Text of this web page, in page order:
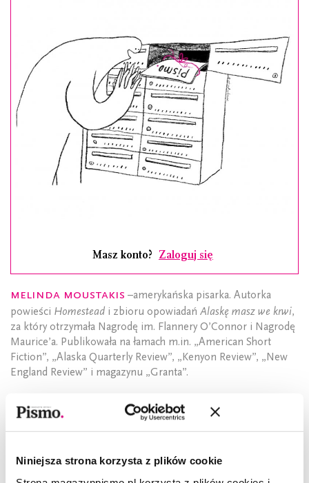
Niniejsza strona korzysta z plików cookie
Masz konto? Zaloguj się
Melinda Moustakis –amerykańska pisarka. Autorka
powieści Homestead i zbioru opowiadań Alaskę masz we krwi,
za który otrzymała Nagrodę im. Flannery O’Connor i Nagrodę
Maurice’a. Publikowała na łamach m.in. „American Short
Fiction”, „Alaska Quarterly Review”, „Kenyon Review”, „New
England Review” i magazynu „Granta”.
Opowiadanie pochodzi ze zbioru
krwi, który w przekładzie Jarka Westermarka ukaże